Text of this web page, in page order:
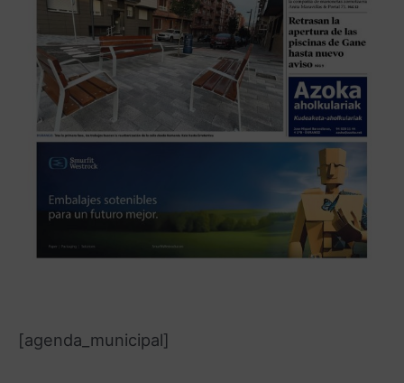
[agenda_municipal]